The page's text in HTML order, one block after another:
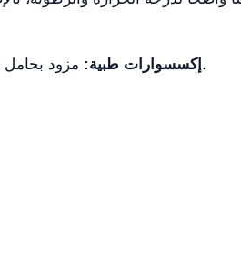
إكسسوارات طبية:مزود بحامل عمود الوريد وحجرة لخزان الأكسجين.